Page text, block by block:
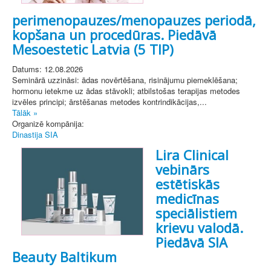
perimenopauzes/menopauzes periodā,
kopšana un procedūras. Piedāvā
Mesoestetic Latvia (5 TIP)
Datums: 12.08.2026
Seminārā uzzināsi: ādas novērtēšana, risinājumu piemeklēšana;
hormonu ietekme uz ādas stāvokli; atbilstošas terapijas metodes
izvēles principi; ārstēšanas metodes kontrindikācijas,...
Tālāk »
Organizē kompānija:
Dinastija SIA
Lira Clinical
vebinārs
estētiskās
medicīnas
speciālistiem
krievu valodā.
Piedāvā SIA
Beauty Baltikum